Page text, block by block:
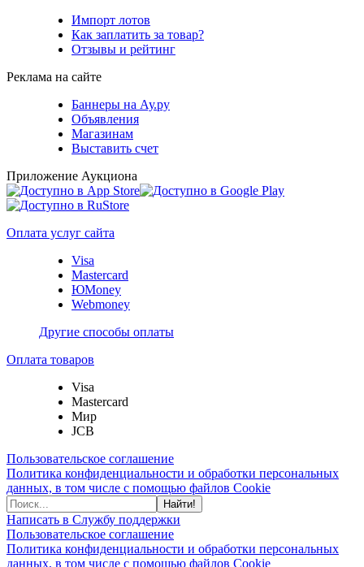
Импорт лотов
Как заплатить за товар?
Отзывы и рейтинг
Реклама на сайте
Баннеры на Ау.ру
Объявления
Магазинам
Выставить счет
Приложение Аукциона
Оплата услуг сайта
Visa
Mastercard
ЮMoney
Webmoney
Другие способы оплаты
Оплата товаров
Visa
Mastercard
Мир
JCB
Пользовательское соглашение
Политика конфиденциальности и обработки персональных
данных, в том числе с помощью файлов Cookie
Найти!
Написать в Службу поддержки
Пользовательское соглашение
Политика конфиденциальности и обработки персональных
данных, в том числе с помощью файлов Cookie